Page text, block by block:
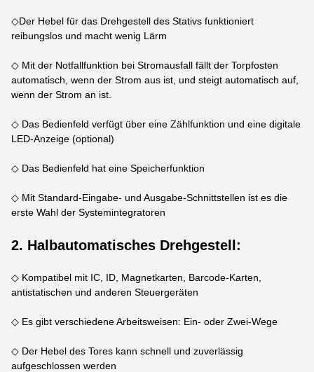
◇Der Hebel für das Drehgestell des Stativs funktioniert
reibungslos und macht wenig Lärm
◇ Mit der Notfallfunktion bei Stromausfall fällt der Torpfosten
automatisch, wenn der Strom aus ist, und steigt automatisch auf,
wenn der Strom an ist.
◇ Das Bedienfeld verfügt über eine Zählfunktion und eine digitale
LED-Anzeige (optional)
◇ Das Bedienfeld hat eine Speicherfunktion
◇ Mit Standard-Eingabe- und Ausgabe-Schnittstellen ist es die
erste Wahl der Systemintegratoren
2. Halbautomatisches Drehgestell:
◇ Kompatibel mit IC, ID, Magnetkarten, Barcode-Karten,
antistatischen und anderen Steuergeräten
◇ Es gibt verschiedene Arbeitsweisen: Ein- oder Zwei-Wege
◇ Der Hebel des Tores kann schnell und zuverlässig
aufgeschlossen werden